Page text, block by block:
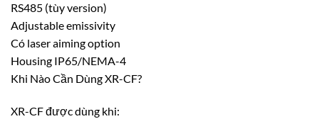
RS485 (tùy version)
Adjustable emissivity
Có laser aiming option
Housing IP65/NEMA-4
Khi Nào Cần Dùng XR-CF?
XR-CF được dùng khi: